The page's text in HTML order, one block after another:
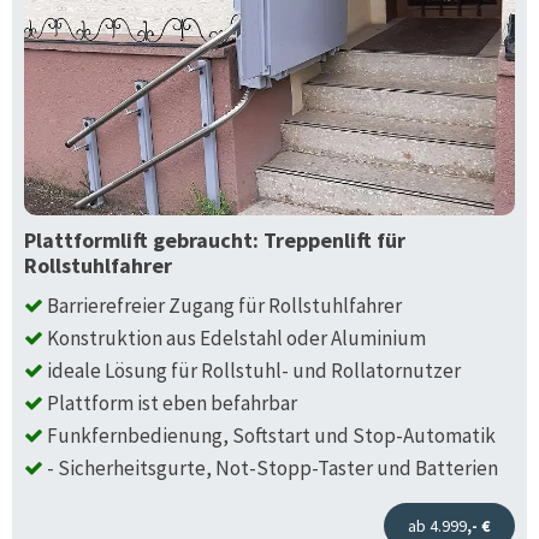
Plattformlift gebraucht: Treppenlift für
Rollstuhlfahrer
Barrierefreier Zugang für Rollstuhlfahrer
Konstruktion aus Edelstahl oder Aluminium
ideale Lösung für Rollstuhl- und Rollatornutzer
Plattform ist eben befahrbar
Funkfernbedienung, Softstart und Stop-Automatik
- Sicherheitsgurte, Not-Stopp-Taster und Batterien
ab 4.999,- €